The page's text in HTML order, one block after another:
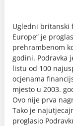
Ugledni britanski
Europe” je
prehrambenom
godini. Podravka
listu od 100
ocjenama
mjesto u 2003.
Ovo nije prva
Tako je
proglasio